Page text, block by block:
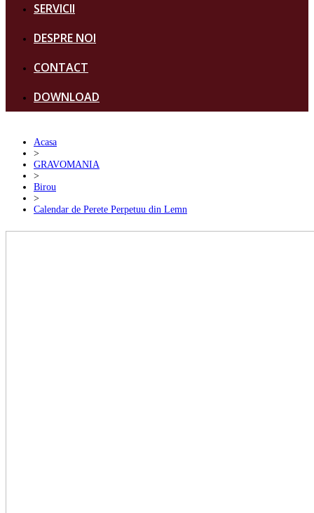
SERVICII
DESPRE NOI
CONTACT
DOWNLOAD
Acasa
>
GRAVOMANIA
>
Birou
>
Calendar de Perete Perpetuu din Lemn